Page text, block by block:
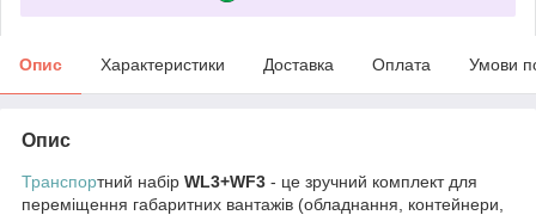
Опис Характеристики Доставка Оплата Умови
Опис
Транспортний набір WL3+WF3 - це зручний комплект для
переміщення габаритних вантажів (обладнання, контейнери,